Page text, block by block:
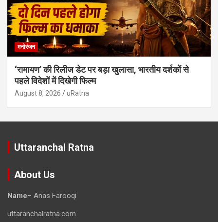
मनोरंजन
‘रामायण’ की रिलीज डेट पर बड़ा खुलासा, भारतीय दर्शकों से
पहले विदेशों में दिखेगी फिल्म
August 8, 2026 uRatna
Uttaranchal Ratna
About Us
Name– Anas Farooqi
uttaranchalratna.com